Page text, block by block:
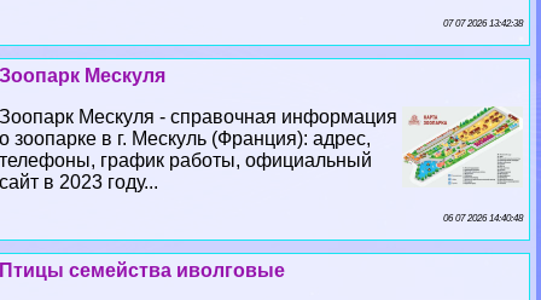
07 07 2026 13:42:38
Зоопарк Мескуля
Зоопарк Мескуля - справочная информация
о зоопарке в г. Мескуль (Франция): адрес,
телефоны, график работы, официальный
сайт в 2023 году...
06 07 2026 14:40:48
Птицы семейства иволговые